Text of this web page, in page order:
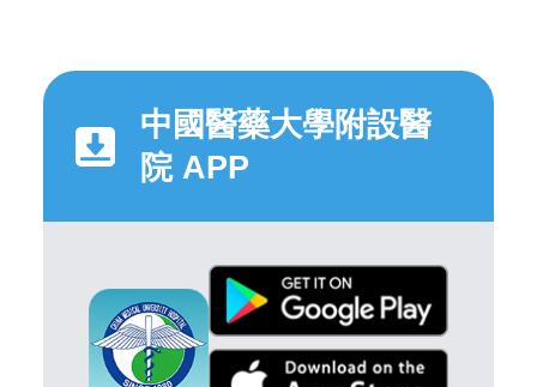
中國醫藥大學附設醫
院 APP